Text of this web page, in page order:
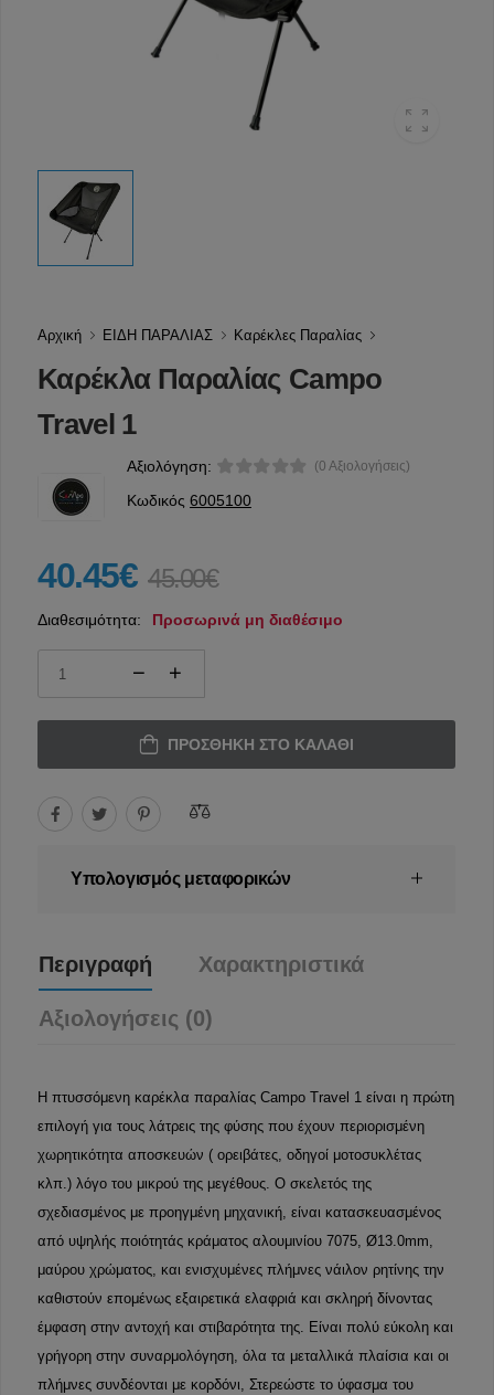
Αρχική ΕΙΔΗ ΠΑΡΑΛΙΑΣ Καρέκλες Παραλίας
Καρέκλα Παραλίας Campo
Travel 1
Αξιολόγηση: (0 Αξιολογήσεις)
Κωδικός 6005100
40.45€ 45.00€
Διαθεσιμότητα: Προσωρινά μη διαθέσιμο
ΠΡΟΣΘΉΚΗ ΣΤΟ ΚΑΛΆΘΙ
Υπολογισμός μεταφορικών
Περιγραφή Χαρακτηριστικά
Αξιολογήσεις (0)
Η πτυσσόμενη καρέκλα παραλίας Campo Travel 1 είναι η πρώτη
επιλογή για τους λάτρεις της φύσης που έχουν περιορισμένη
χωρητικότητα αποσκευών ( ορειβάτες, οδηγοί μοτοσυκλέτας
κλπ.) λόγο του μικρού της μεγέθους. Ο σκελετός της
σχεδιασμένος με προηγμένη μηχανική, είναι κατασκευασμένος
από υψηλής ποιότητάς κράματος αλουμινίου 7075, Ø13.0mm,
μαύρου χρώματος, και ενισχυμένες πλήμνες νάιλον ρητίνης την
καθιστούν επομένως εξαιρετικά ελαφριά και σκληρή δίνοντας
έμφαση στην αντοχή και στιβαρότητα της. Είναι πολύ εύκολη και
γρήγορη στην συναρμολόγηση, όλα τα μεταλλικά πλαίσια και οι
πλήμνες συνδέονται με κορδόνι, Στερεώστε το ύφασμα του